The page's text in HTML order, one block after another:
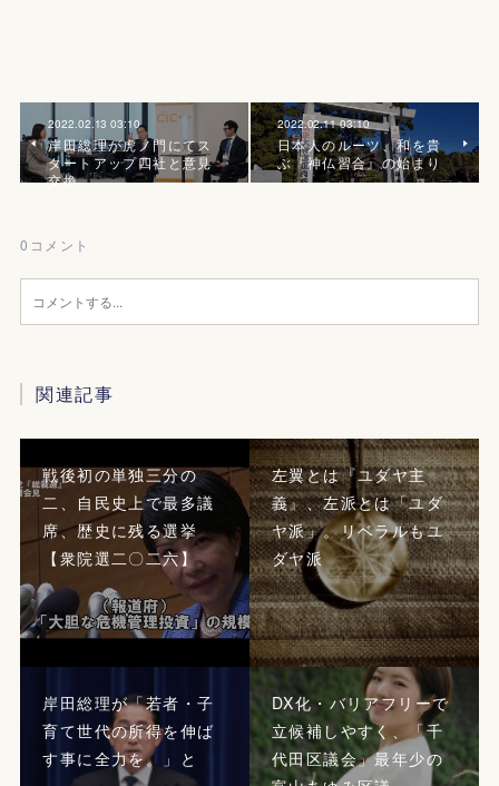
2022.02.13 03:10
岸田総理が虎ノ門にてス
タートアップ四社と意見
交換
2022.02.11 03:10
日本人のルーツ、和を貴
ぶ『神仏習合』の始まり
0 コメント
関連記事
戦後初の単独三分の
二、自民史上で最多議
席、歴史に残る選挙
【衆院選二〇二六】
左翼とは『ユダヤ主
義』、左派とは「ユダ
ヤ派」。リベラルもユ
ダヤ派
岸田総理が「若者・子
育て世代の所得を伸ば
す事に全力を。」と
DX化・バリアフリーで
立候補しやすく、「千
代田区議会」最年少の